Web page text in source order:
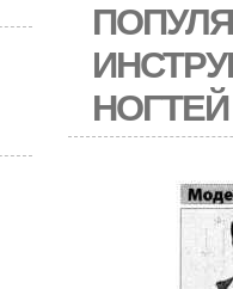
НОГТЕЙ